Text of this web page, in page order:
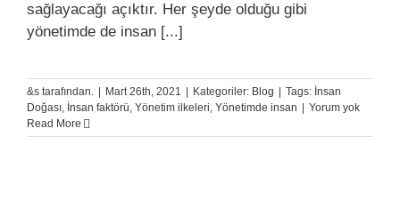
sağlayacağı açıktır. Her şeyde olduğu gibi
yönetimde de insan [...]
&s tarafından. Mart 26th, 2021 Kategoriler: Blog Tags: İnsan
Doğası, İnsan faktörü, Yönetim ilkeleri, Yönetimde insan
Yorum yok
Read More